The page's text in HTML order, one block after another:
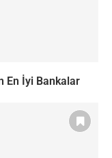
En İyi Bankalar